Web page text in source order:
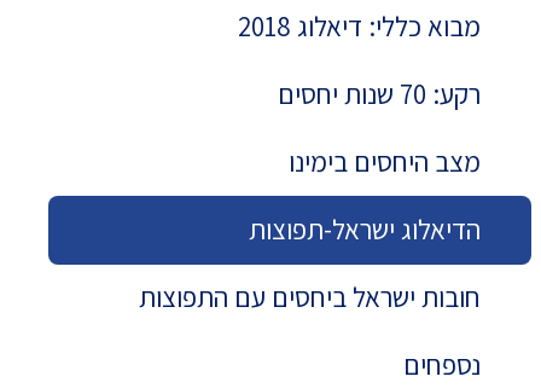
מבוא כללי: דיאלוג 2018
רקע: 70 שנות יחסים
מצב היחסים בימינו
הדיאלוג ישראל-תפוצות
חובות ישראל ביחסים עם התפוצות
נספחים